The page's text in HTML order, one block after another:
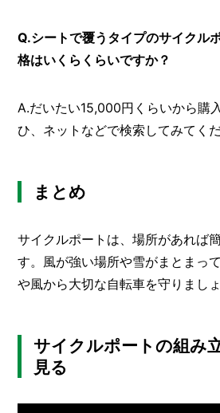
Q.シートで覆うタイプのサイクル
格はいくらくらいですか？
A.だいたい15,000円くらいから購
ひ、ネットなどで検索してみてくだ
まとめ
サイクルポートは、場所があれば
す。風が強い場所や雪がまとまっ
や風から大切な自転車を守りましょ
サイクルポートの組み
見る